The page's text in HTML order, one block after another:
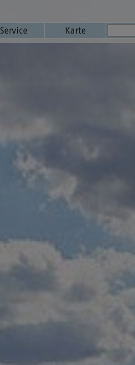
Service Karte